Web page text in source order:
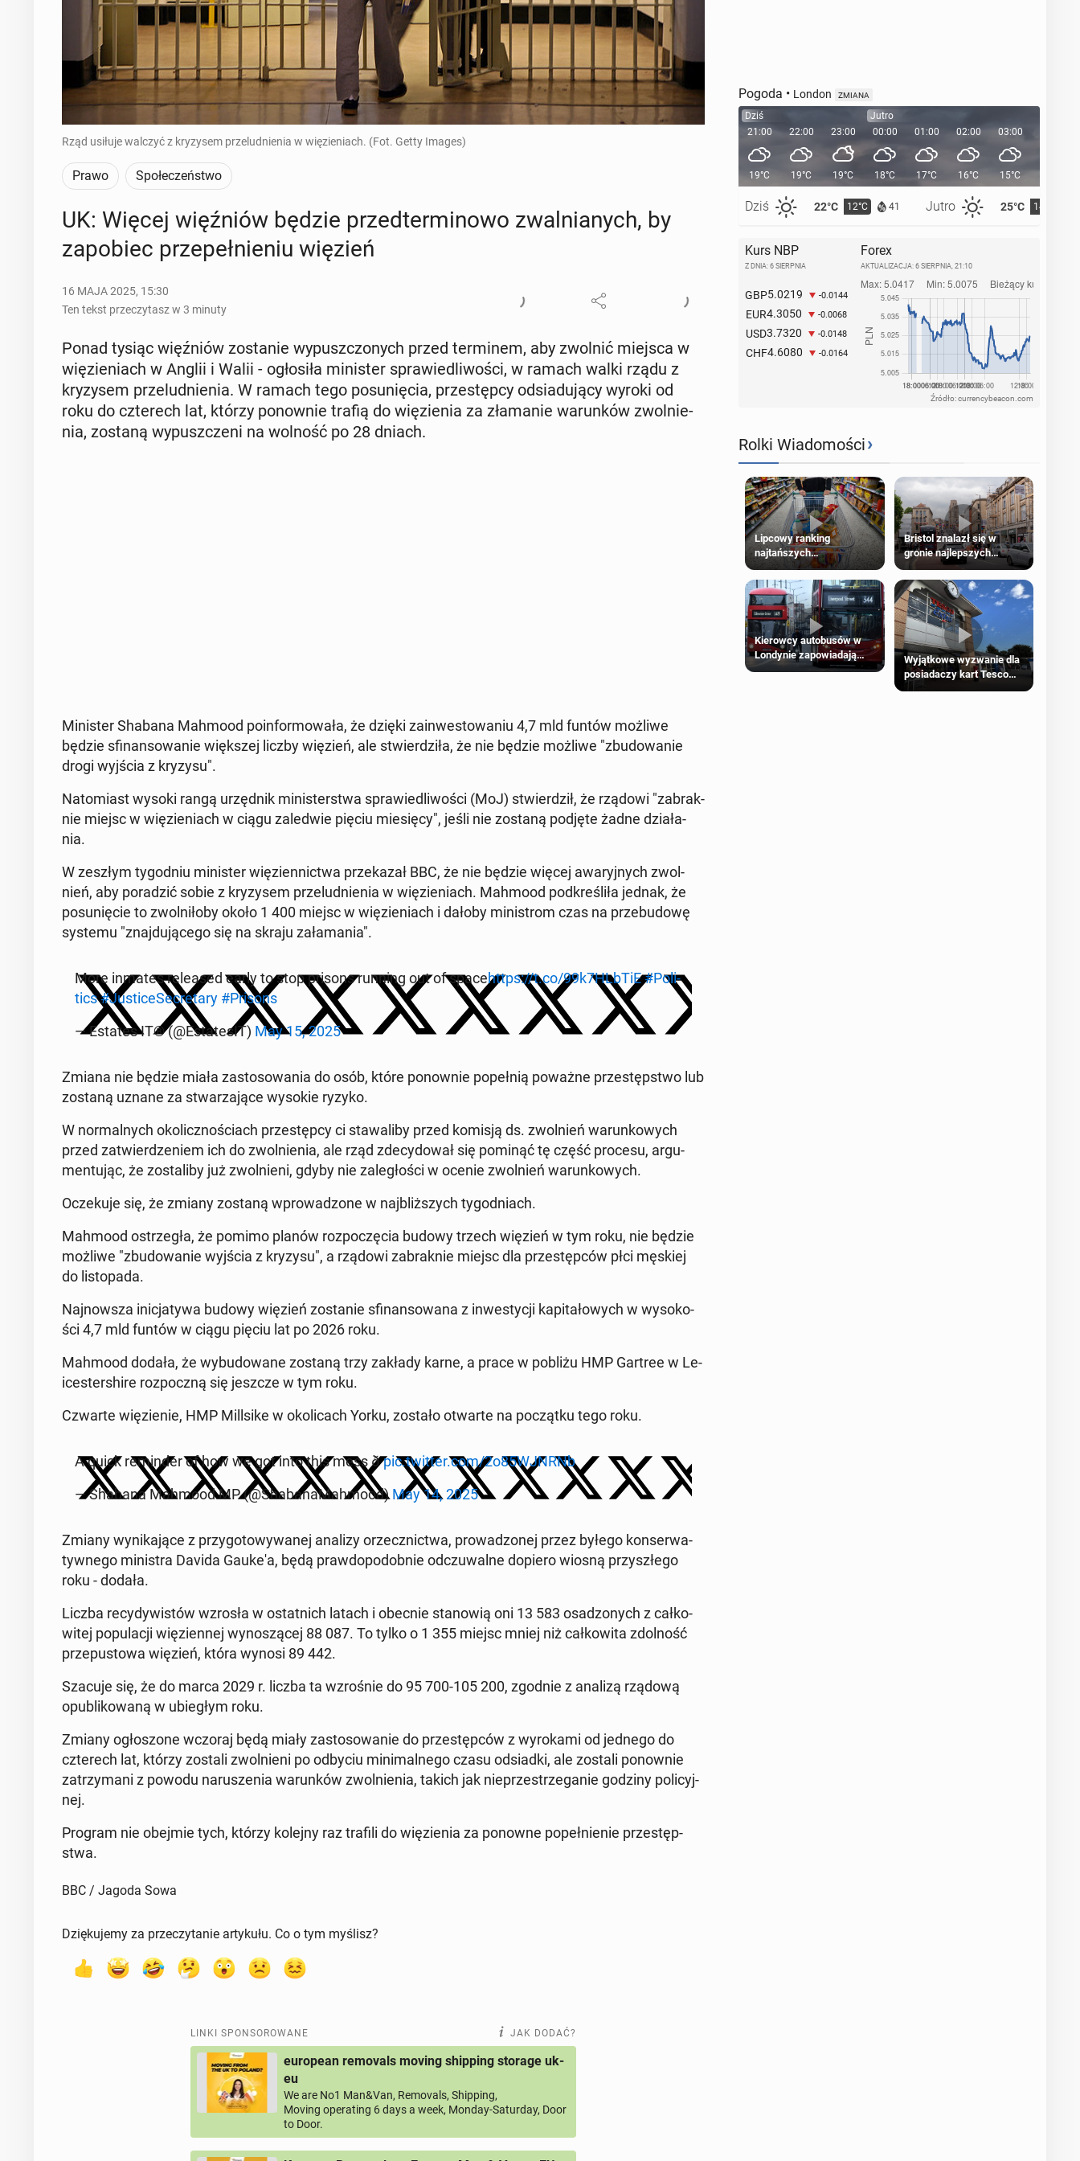
Rząd usiłuje walczyć z kryzysem przeludnienia w więzieniach. (Fot. Getty Images)
Prawo Społeczeństwo
UK: Więcej więź­niów będzie przed­ter­mi­no­wo zwal­nia­nych, by
za­po­biec prze­peł­nie­niu więzień
16 MAJA 2025, 15:30
Ten tekst przeczytasz w 3 minuty
Ponad tysiąc więź­niów zo­sta­nie wy­pusz­czo­nych przed ter­mi­nem, aby zwolnić miejsca w
wię­zie­niach w Anglii i Walii - ogło­si­ła mi­ni­ster spra­wie­dli­wo­ści, w ramach walki rządu z
kry­zy­sem prze­lud­nie­nia. W ramach tego po­su­nię­cia, prze­stęp­cy od­sia­du­ją­cy wyroki od
roku do czte­rech lat, którzy po­now­nie trafią do wię­zie­nia za zła­ma­nie wa­run­ków zwol­nie­
nia, zostaną wy­pusz­cze­ni na wolność po 28 dniach.
Mi­ni­ster Shabana Mahmood po­in­for­mo­wa­ła, że dzięki za­in­we­sto­wa­niu 4,7 mld funtów możliwe
będzie sfi­nan­so­wa­nie więk­szej liczby więzień, ale stwier­dzi­ła, że nie będzie możliwe "zbu­do­wa­nie
drogi wyjścia z kryzysu".
Na­to­miast wysoki rangą urzęd­nik mi­ni­ster­stwa spra­wie­dli­wo­ści (MoJ) stwier­dził, że rządowi "za­brak­
nie miejsc w wię­zie­niach w ciągu za­le­d­wie pięciu mie­się­cy", jeśli nie zostaną podjęte żadne dzia­ła­
nia.
W zeszłym ty­go­dniu mi­ni­ster wię­zien­nic­twa prze­ka­zał BBC, że nie będzie więcej awa­ryj­nych zwol­
nień, aby po­ra­dzić sobie z kry­zy­sem prze­lud­nie­nia w wię­zie­niach. Mahmood pod­kre­śli­ła jednak, że
po­su­nię­cie to zwol­ni­ło­by około 1 400 miejsc w wię­zie­niach i dałoby mi­ni­strom czas na prze­bu­do­wę
systemu "znaj­du­ją­ce­go się na skraju za­ła­ma­nia".
More inmates re­le­ased early to stop prisons running out of spacehttps://t.co/99k7HLbTiE#Po­li­
tics#Ju­sti­ce­Se­cre­ta­ry #Prisons
— Estates IT® (@Es­ta­te­sIT) May 15, 2025
Zmiana nie będzie miała za­sto­so­wa­nia do osób, które po­now­nie po­peł­nią poważne prze­stęp­stwo lub
zostaną uznane za stwa­rza­ją­ce wysokie ryzyko.
W nor­mal­nych oko­licz­no­ściach prze­stęp­cy ci sta­wa­li­by przed komisją ds. zwol­nień wa­run­ko­wych
przed za­twier­dze­niem ich do zwol­nie­nia, ale rząd zde­cy­do­wał się pominąć tę część procesu, ar­gu­
men­tu­jąc, że zo­sta­li­by już zwol­nie­ni, gdyby nie za­le­gło­ści w ocenie zwol­nień wa­run­ko­wych.
Ocze­ku­je się, że zmiany zostaną wpro­wa­dzo­ne w naj­bliż­szych ty­go­dniach.
Mahmood ostrze­gła, że pomimo planów roz­po­czę­cia budowy trzech więzień w tym roku, nie będzie
możliwe "zbu­do­wa­nie wyjścia z kryzysu", a rządowi za­brak­nie miejsc dla prze­stęp­ców płci męskiej
do li­sto­pa­da.
Naj­now­sza ini­cja­ty­wa budowy więzień zo­sta­nie sfi­nan­so­wa­na z in­we­sty­cji ka­pi­ta­ło­wych w wy­so­ko­
ści 4,7 mld funtów w ciągu pięciu lat po 2026 roku.
Mahmood dodała, że wy­bu­do­wa­ne zostaną trzy zakłady karne, a prace w pobliżu HMP Gartree w Le­
ice­ster­shi­re roz­pocz­ną się jeszcze w tym roku.
Czwarte wię­zie­nie, HMP Mil­l­si­ke w oko­li­cach Yorku, zostało otwarte na po­cząt­ku tego roku.
A quick re­min­der of how we got into this mess ðpic.twitter.com/2o85WJNRNb
— Shabana Mahmood MP (@Sha­ba­na­Mah­mo­od)May 14, 2025
Zmiany wy­ni­ka­ją­ce z przy­go­to­wy­wa­nej analizy orzecz­nic­twa, pro­wa­dzo­nej przez byłego kon­ser­wa­
tyw­ne­go mi­ni­stra Davida Gauke'a, będą praw­do­po­dob­nie od­czu­wal­ne dopiero wiosną przy­szłe­go
roku - dodała.
Liczba re­cy­dy­wi­stów wzrosła w ostat­nich latach i obecnie sta­no­wią oni 13 583 osa­dzo­nych z cał­ko­
wi­tej po­pu­la­cji wię­zien­nej wy­no­szą­cej 88 087. To tylko o 1 355 miejsc mniej niż cał­ko­wi­ta zdol­ność
prze­pu­sto­wa więzień, która wynosi 89 442.
Szacuje się, że do marca 2029 r. liczba ta wzro­śnie do 95 700-105 200, zgodnie z analizą rządową
opu­bli­ko­wa­ną w ubie­głym roku.
Zmiany ogło­szo­ne wczoraj będą miały za­sto­so­wa­nie do prze­stęp­ców z wy­ro­ka­mi od jednego do
czte­rech lat, którzy zostali zwol­nie­ni po odbyciu mi­ni­mal­ne­go czasu od­siad­ki, ale zostali po­now­nie
za­trzy­ma­ni z powodu na­ru­sze­nia wa­run­ków zwol­nie­nia, takich jak nie­prze­strze­ga­nie godziny po­li­cyj­
nej.
Program nie obejmie tych, którzy kolejny raz trafili do wię­zie­nia za ponowne po­peł­nie­nie prze­stęp­
stwa.
BBC / Jagoda Sowa
Dziękujemy za przeczytanie artykułu. Co o tym myślisz?
LINKI SPONSOROWANE JAK DODAĆ?
european removals moving shipping storage uk-
eu
We are No1 Man&Van, Removals, Shipping,
Moving operating 6 days a week, Monday-Saturday, Door
to Door.
Pogoda • London ZMIANA
Dziś
21:00
19°C
Dziś 22°C 12°C 41 Jutro 25°C 14°C
22:00
19°C
23:00
19°C
Jutro
00:00
18°C
01:00
17°C
02:00
16°C
03:00
15°C
Kurs NBP
Z DNIA: 6 SIERPNIA
GBP5.0219 -0.0144
EUR4.3050 -0.0068
USD3.7320 -0.0148
CHF4.6080 -0.0164
Forex
AKTUALIZACJA: 6 SIERPNIA, 21:10
Źródło: currencybeacon.com
Rolki Wiadomości›
Lipcowy ranking
najtańszych
supermarketów
Bristol znalazł się w
gronie najlepszych
kierunków podróży na
świecie
Kierowcy autobusów w
Londynie zapowiadają
strajki
Wyjątkowe wyzwanie dla
posiadaczy kart Tesco
Clubcard!